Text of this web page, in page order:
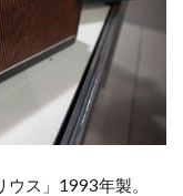
ス」1993年製。